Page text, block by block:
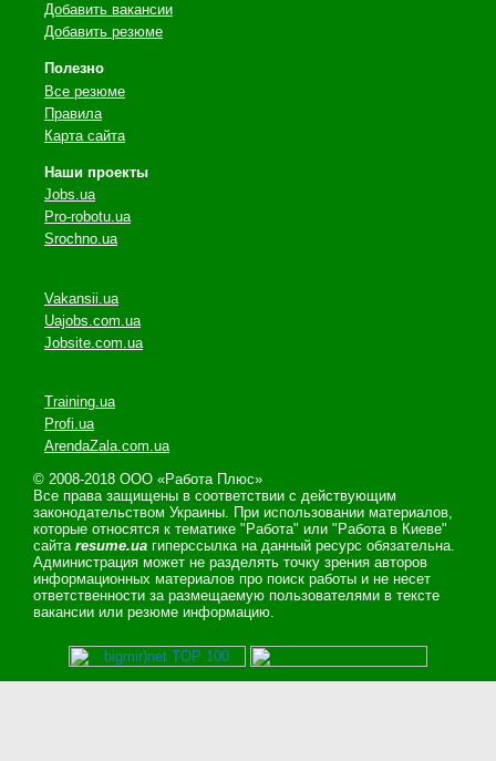
Добавить вакансии
Добавить резюме
Полезно
Все резюме
Правила
Карта сайта
Наши проекты
Jobs.ua
Pro-robotu.ua
Srochno.ua
Vakansii.ua
Uajobs.com.ua
Jobsite.com.ua
Training.ua
Profi.ua
ArendaZala.com.ua
© 2008-2018 ООО «Работа Плюс»
Все права защищены в соответствии с действующим
законодательством Украины. При использовании материалов,
которые относятся к тематике "Работа" или "Работа в Киеве"
сайта resume.ua гиперссылка на данный ресурс обязательна.
Администрация может не разделять точку зрения авторов
информационных материалов про поиск работы и не несет
ответственности за размещаемую пользователями в тексте
вакансии или резюме информацию.